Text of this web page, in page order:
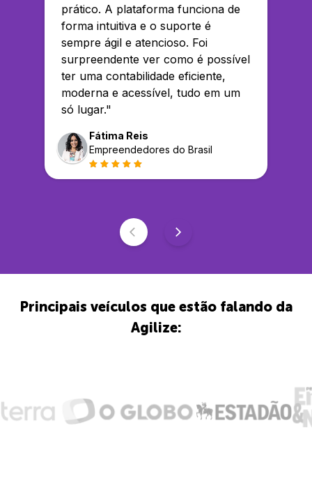
prático. A plataforma funciona de
forma intuitiva e o suporte é
sempre ágil e atencioso. Foi
surpreendente ver como é possível
ter uma contabilidade eficiente,
moderna e acessível, tudo em um
só lugar."
Fátima Reis
Empreendedores do Brasil
Principais veículos que estão falando da
Agilize: